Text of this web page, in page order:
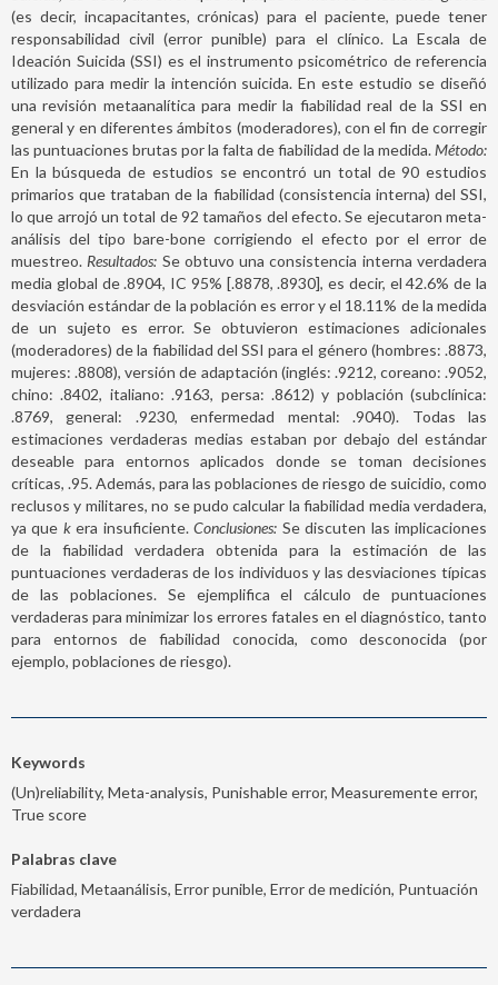
(es decir, incapacitantes, crónicas) para el paciente, puede tener
responsabilidad civil (error punible) para el clínico. La Escala de
Ideación Suicida (SSI) es el instrumento psicométrico de referencia
utilizado para medir la intención suicida. En este estudio se diseñó
una revisión metaanalítica para medir la fiabilidad real de la SSI en
general y en diferentes ámbitos (moderadores), con el fin de corregir
las puntuaciones brutas por la falta de fiabilidad de la medida.Método:
En la búsqueda de estudios se encontró un total de 90 estudios
primarios que trataban de la fiabilidad (consistencia interna) del SSI,
lo que arrojó un total de 92 tamaños del efecto. Se ejecutaron meta-
análisis del tipo bare-bone corrigiendo el efecto por el error de
muestreo. Resultados: Se obtuvo una consistencia interna verdadera
media global de .8904, IC 95% [.8878, .8930], es decir, el 42.6% de la
desviación estándar de la población es error y el 18.11% de la medida
de un sujeto es error. Se obtuvieron estimaciones adicionales
(moderadores) de la fiabilidad del SSI para el género (hombres: .8873,
mujeres: .8808), versión de adaptación (inglés: .9212, coreano: .9052,
chino: .8402, italiano: .9163, persa: .8612) y población (subclínica:
.8769, general: .9230, enfermedad mental: .9040). Todas las
estimaciones verdaderas medias estaban por debajo del estándar
deseable para entornos aplicados donde se toman decisiones
críticas, .95. Además, para las poblaciones de riesgo de suicidio, como
reclusos y militares, no se pudo calcular la fiabilidad media verdadera,
ya que kera insuficiente.Conclusiones: Se discuten las implicaciones
de la fiabilidad verdadera obtenida para la estimación de las
puntuaciones verdaderas de los individuos y las desviaciones típicas
de las poblaciones. Se ejemplifica el cálculo de puntuaciones
verdaderas para minimizar los errores fatales en el diagnóstico, tanto
para entornos de fiabilidad conocida, como desconocida (por
ejemplo, poblaciones de riesgo).
Keywords
(Un)reliability, Meta-analysis, Punishable error, Measuremente error,
True score
Palabras clave
Fiabilidad, Metaanálisis, Error punible, Error de medición, Puntuación
verdadera